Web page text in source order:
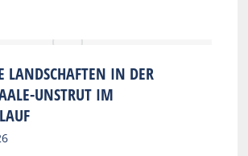
LANDSCHAFTEN IN DER
UNSTRUT IM